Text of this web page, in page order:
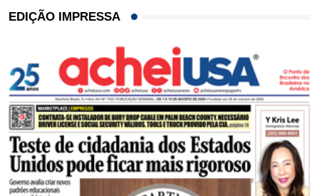
EDIÇÃO IMPRESSA